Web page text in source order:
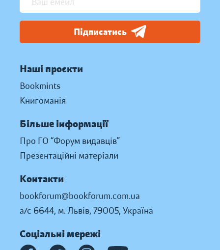
Підписатись
Наші проєкти
Bookmints
Книгоманія
Більше інформації
Про ГО “Форум видавців”
Презентаційні матеріали
Контакти
bookforum@bookforum.com.ua
а/с 6644, м. Львів, 79005, Україна
Соціальні мережі